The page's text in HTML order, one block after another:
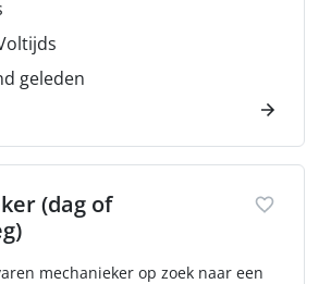
geleden
(dag of
mechanieker op zoek naar een